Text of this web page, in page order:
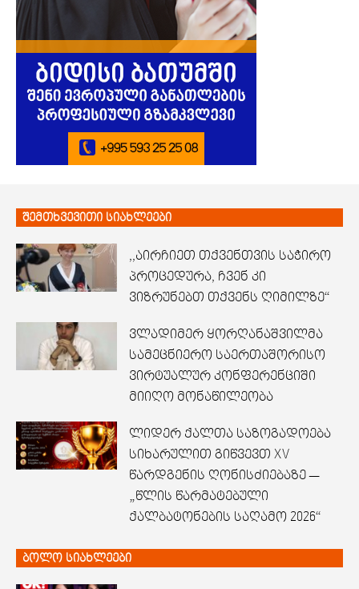
შემთხვევითი სიახლეები
,,აირჩიეთ თქვენთვის საჭირო
პროცედურა, ჩვენ კი
ვიზრუნებთ თქვენს ღიმილზე“
ვლადიმერ ყორღანაშვილმა
სამეცნიერო საერთაშორისო
ვირტუალურ კონფერენციში
მიიღო მონაწილეობა
ლიდერ ქალთა საზოგადოება
სიხარულით გიწვევთ XV
წარდგენის ღონისძიებაზე —
„წლის წარმატებული
ქალბატონების საღამო 2026“
ბოლო სიახლეები